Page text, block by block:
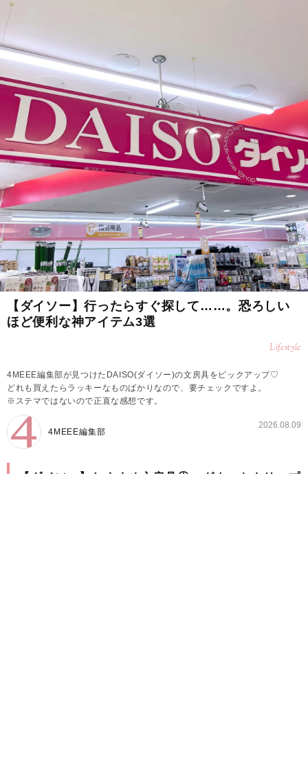
【ダイソー】行ったらすぐ探して……。恐ろしい
ほど便利な神アイテム3選
Lifestyle
4MEEE編集部が見つけたDAISO(ダイソー)の文房具をピックアップ♡
どれも買えたらラッキーなものばかりなので、要チェックですよ。
※ステマではないので正直な感想です。
4MEEE編集部
2026.08.09
【ダイソー】おすすめ文房具①マグネットクリップ